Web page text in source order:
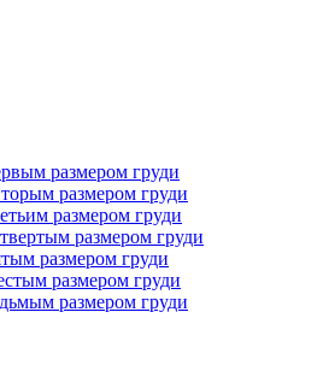
размером груди
размером груди
размером груди
размером груди
размером груди
размером груди
размером груди